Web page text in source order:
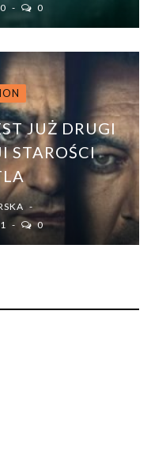
0
JUŻ DRUGI
STAROŚCI
0